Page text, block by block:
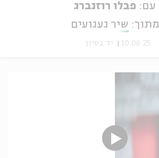
אנגלית עם: פבלו רוזנברג
מתוך: שיר געגועים
10.06.25 יד בסיון